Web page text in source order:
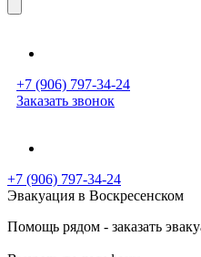
+7 (906) 797-34-24
Заказать звонок
+7 (906) 797-34-24
Эвакуация в Воскресенском
Помощь рядом - заказать